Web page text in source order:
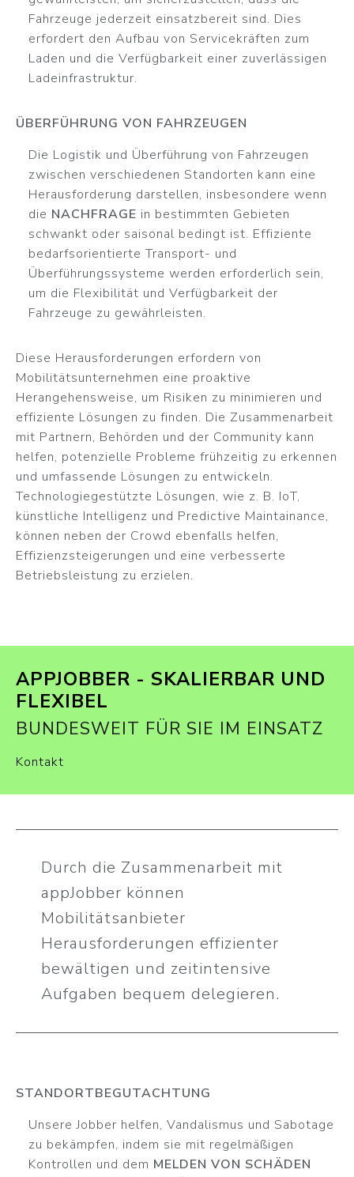
Fahrzeuge jederzeit einsatzbereit sind. Dies
erfordert den Aufbau von Servicekräften zum
Laden und die Verfügbarkeit einer zuverlässigen
Ladeinfrastruktur.
ÜBERFÜHRUNG VON FAHRZEUGEN
Die Logistik und Überführung von Fahrzeugen
zwischen verschiedenen Standorten kann eine
Herausforderung darstellen, insbesondere wenn
die NACHFRAGE in bestimmten Gebieten
schwankt oder saisonal bedingt ist. Effiziente
bedarfsorientierte Transport- und
Überführungssysteme werden erforderlich sein,
um die Flexibilität und Verfügbarkeit der
Fahrzeuge zu gewährleisten.
Diese Herausforderungen erfordern von
Mobilitätsunternehmen eine proaktive
Herangehensweise, um Risiken zu minimieren und
effiziente Lösungen zu finden. Die Zusammenarbeit
mit Partnern, Behörden und der Community kann
helfen, potenzielle Probleme frühzeitig zu erkennen
und umfassende Lösungen zu entwickeln.
Technologiegestützte Lösungen, wie z. B. IoT,
künstliche Intelligenz und Predictive Maintainance,
können neben der Crowd ebenfalls helfen,
Effizienzsteigerungen und eine verbesserte
Betriebsleistung zu erzielen.
APPJOBBER - SKALIERBAR UND
FLEXIBEL
BUNDESWEIT FÜR SIE IM EINSATZ
Kontakt
Durch die Zusammenarbeit mit
appJobber können
Mobilitätsanbieter
Herausforderungen effizienter
bewältigen und zeitintensive
Aufgaben bequem delegieren.
STANDORTBEGUTACHTUNG
Unsere Jobber helfen, Vandalismus und Sabotage
zu bekämpfen, indem sie mit regelmäßigen
Kontrollen und dem MELDEN VON SCHÄDEN